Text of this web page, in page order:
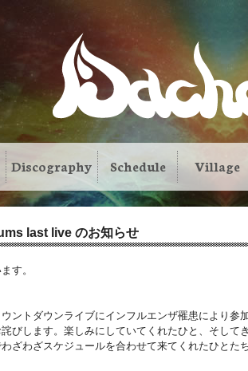
Discography Schedule Village
last live のお知らせ
す。
ントダウンライブにインフルエンザ罹患により参
びします。楽しみにしていてくれたひと、そして
ざわざスケジュールを合わせて来てくれたひとた